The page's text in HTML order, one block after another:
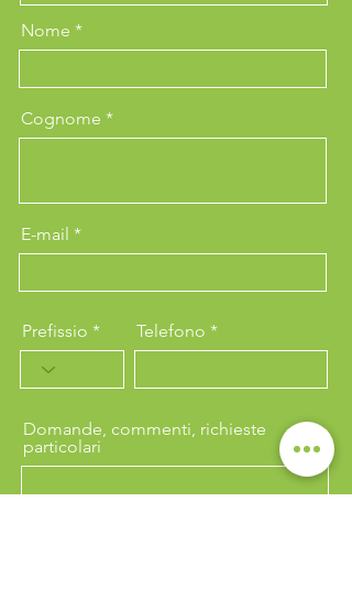
Nome
Cognome
E-mail
Prefissio Telefono
Domande, commenti, richieste
particolari